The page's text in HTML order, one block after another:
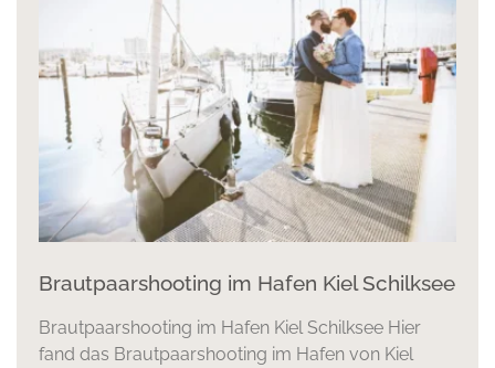
Brautpaarshooting im Hafen Kiel Schilksee
Brautpaarshooting im Hafen Kiel Schilksee Hier
fand das Brautpaarshooting im Hafen von Kiel